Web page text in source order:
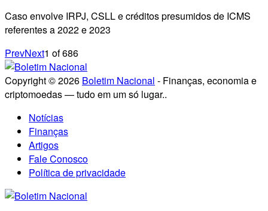
Caso envolve IRPJ, CSLL e créditos presumidos de ICMS
referentes a 2022 e 2023
PrevNext1 of686
Copyright © 2026 Boletim Nacional - Finanças, economia e
criptomoedas — tudo em um só lugar..
Notícias
Finanças
Artigos
Fale Conosco
Política de privacidade